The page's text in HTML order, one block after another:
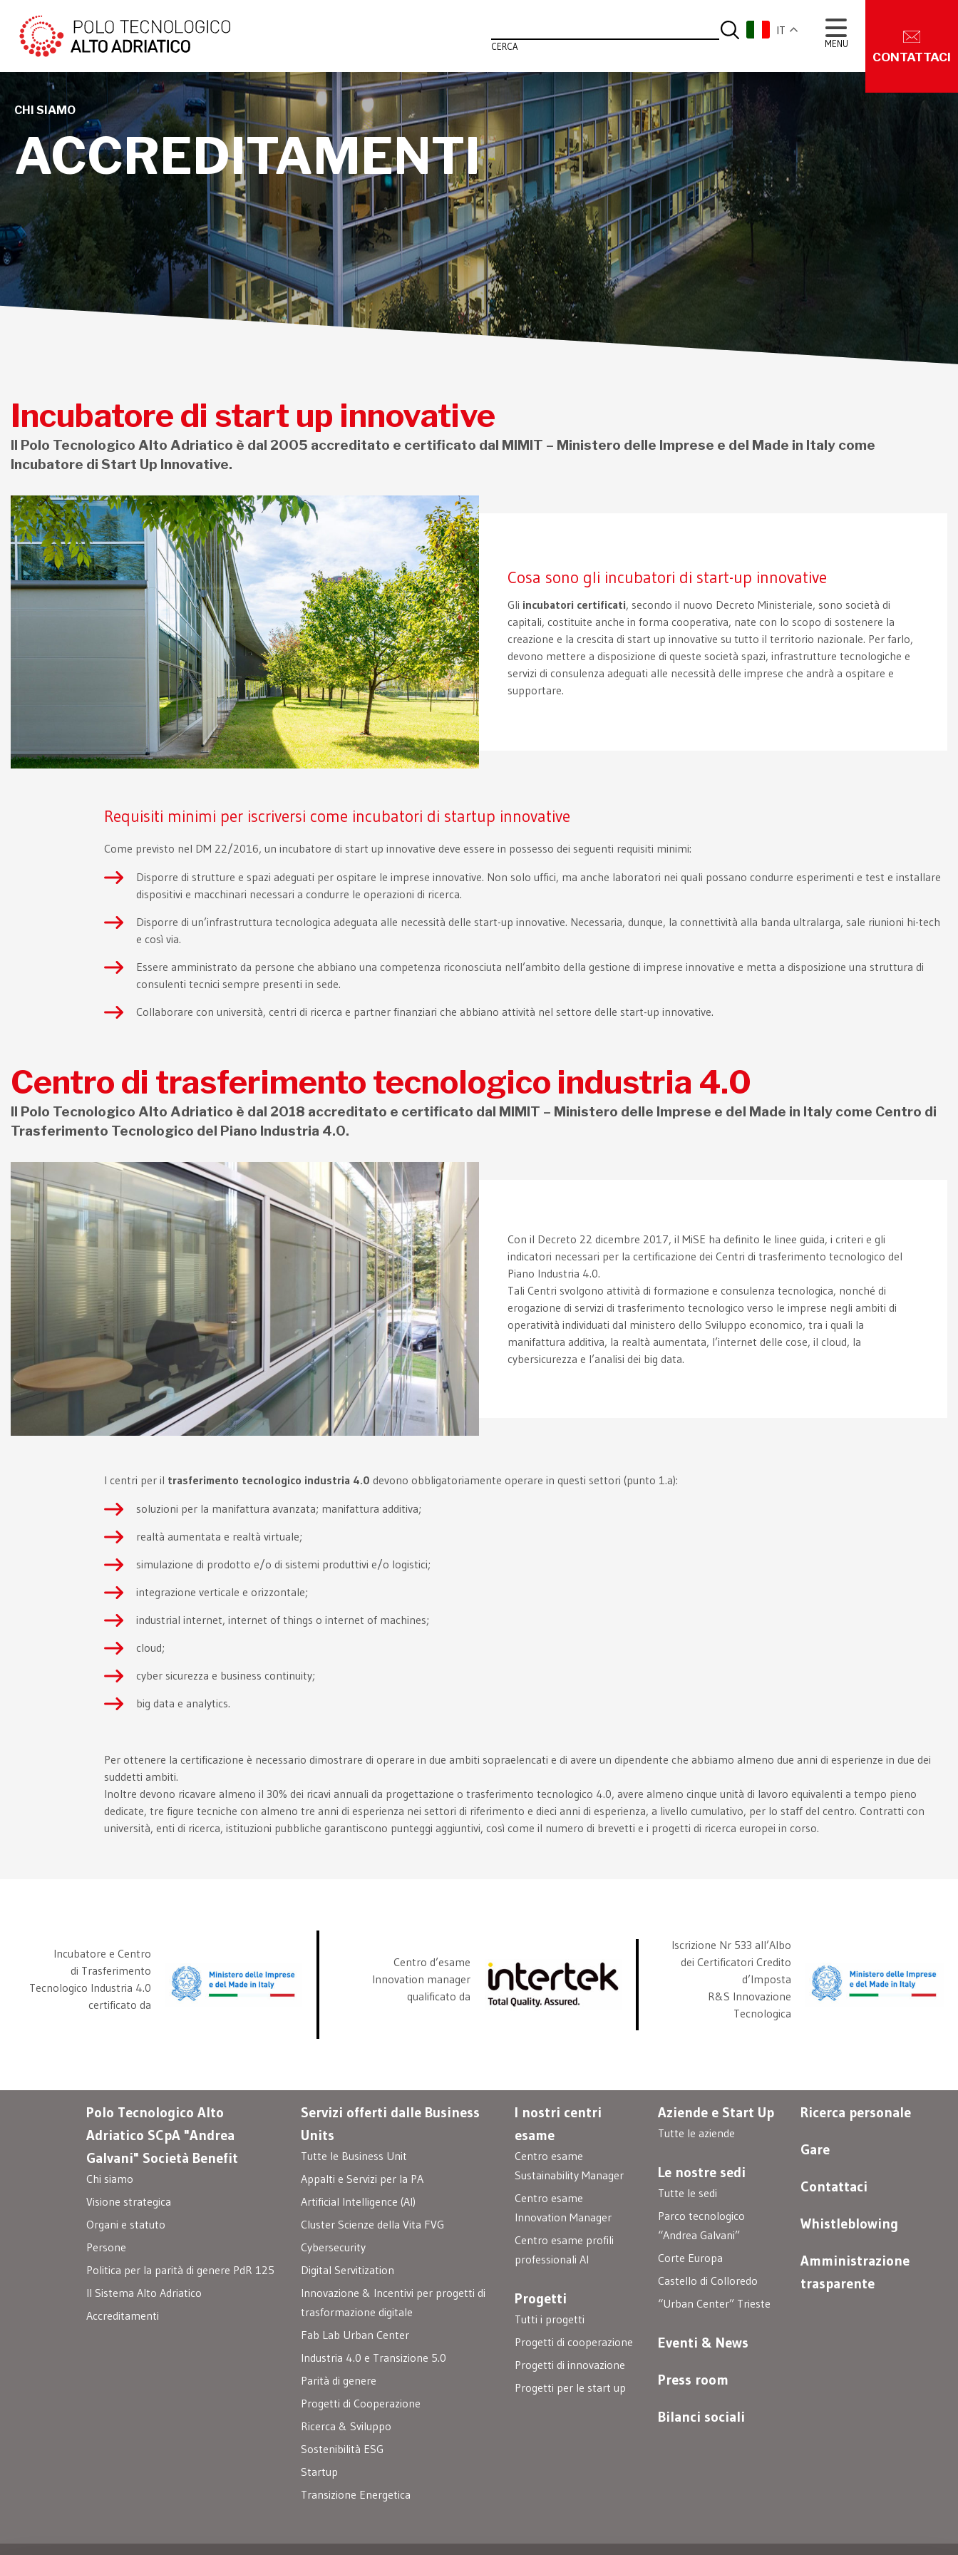
CERCA
IT
MENU
CONTATTACI
CHI SIAMO
ACCREDITAMENTI
Incubatore di start up innovative
Il Polo Tecnologico Alto Adriatico è dal 2005 accreditato e certificato dal MIMIT – Ministero delle Imprese e del Made in Italy come
Incubatore di Start Up Innovative.
Cosa sono gli incubatori di start-up innovative
Gli incubatori certificati, secondo il nuovo Decreto Ministeriale, sono società di
capitali, costituite anche in forma cooperativa, nate con lo scopo di sostenere la
creazione e la crescita di start up innovative su tutto il territorio nazionale. Per farlo,
devono mettere a disposizione di queste società spazi, infrastrutture tecnologiche e
servizi di consulenza adeguati alle necessità delle imprese che andrà a ospitare e
supportare.
Requisiti minimi per iscriversi come incubatori di startup innovative
Come previsto nel DM 22/2016, un incubatore di start up innovative deve essere in possesso dei seguenti requisiti minimi:
Disporre di strutture e spazi adeguati per ospitare le imprese innovative. Non solo uffici, ma anche laboratori nei quali possano condurre esperimenti e test e installare
dispositivi e macchinari necessari a condurre le operazioni di ricerca.
Disporre di un’infrastruttura tecnologica adeguata alle necessità delle start-up innovative. Necessaria, dunque, la connettività alla banda ultralarga, sale riunioni hi-tech
e così via.
Essere amministrato da persone che abbiano una competenza riconosciuta nell’ambito della gestione di imprese innovative e metta a disposizione una struttura di
consulenti tecnici sempre presenti in sede.
Collaborare con università, centri di ricerca e partner finanziari che abbiano attività nel settore delle start-up innovative.
Centro di trasferimento tecnologico industria 4.0
Il Polo Tecnologico Alto Adriatico è dal 2018 accreditato e certificato dal MIMIT – Ministero delle Imprese e del Made in Italy come Centro di
Trasferimento Tecnologico del Piano Industria 4.0.
Con il Decreto 22 dicembre 2017, il MiSE ha definito le linee guida, i criteri e gli
indicatori necessari per la certificazione dei Centri di trasferimento tecnologico del
Piano Industria 4.0.
Tali Centri svolgono attività di formazione e consulenza tecnologica, nonché di
erogazione di servizi di trasferimento tecnologico verso le imprese negli ambiti di
operatività individuati dal ministero dello Sviluppo economico, tra i quali la
manifattura additiva, la realtà aumentata, l’internet delle cose, il cloud, la
cybersicurezza e l’analisi dei big data.
I centri per il trasferimento tecnologico industria 4.0 devono obbligatoriamente operare in questi settori (punto 1.a):
soluzioni per la manifattura avanzata; manifattura additiva;
realtà aumentata e realtà virtuale;
simulazione di prodotto e/o di sistemi produttivi e/o logistici;
integrazione verticale e orizzontale;
industrial internet, internet of things o internet of machines;
cloud;
cyber sicurezza e business continuity;
big data e analytics.
Per ottenere la certificazione è necessario dimostrare di operare in due ambiti sopraelencati e di avere un dipendente che abbiamo almeno due anni di esperienze in due dei
suddetti ambiti.
Inoltre devono ricavare almeno il 30% dei ricavi annuali da progettazione o trasferimento tecnologico 4.0, avere almeno cinque unità di lavoro equivalenti a tempo pieno
dedicate, tre figure tecniche con almeno tre anni di esperienza nei settori di riferimento e dieci anni di esperienza, a livello cumulativo, per lo staff del centro. Contratti con
università, enti di ricerca, istituzioni pubbliche garantiscono punteggi aggiuntivi, così come il numero di brevetti e i progetti di ricerca europei in corso.
Incubatore e Centro
di Trasferimento
Tecnologico Industria 4.0
certificato da
Centro d’esame
Innovation manager
qualificato da
Iscrizione Nr 533 all’Albo
dei Certificatori Credito
d’Imposta
R&S Innovazione
Tecnologica
Polo Tecnologico Alto
Adriatico SCpA "Andrea
Galvani" Società Benefit
Chi siamo
Visione strategica
Organi e statuto
Persone
Politica per la parità di genere PdR 125
Il Sistema Alto Adriatico
Accreditamenti
Servizi offerti dalle Business
Units
Tutte le Business Unit
Appalti e Servizi per la PA
Artificial Intelligence (AI)
Cluster Scienze della Vita FVG
Cybersecurity
Digital Servitization
Innovazione & Incentivi per progetti di
trasformazione digitale
Fab Lab Urban Center
Industria 4.0 e Transizione 5.0
Parità di genere
Progetti di Cooperazione
Ricerca & Sviluppo
Sostenibilità ESG
Startup
Transizione Energetica
I nostri centri
esame
Centro esame
Sustainability Manager
Centro esame
Innovation Manager
Centro esame profili
professionali AI
Progetti
Tutti i progetti
Progetti di cooperazione
Progetti di innovazione
Progetti per le start up
Aziende e Start Up
Tutte le aziende
Le nostre sedi
Tutte le sedi
Parco tecnologico
“Andrea Galvani”
Corte Europa
Castello di Colloredo
“Urban Center” Trieste
Eventi & News
Press room
Bilanci sociali
Ricerca personale
Gare
Contattaci
Whistleblowing
Amministrazione
trasparente